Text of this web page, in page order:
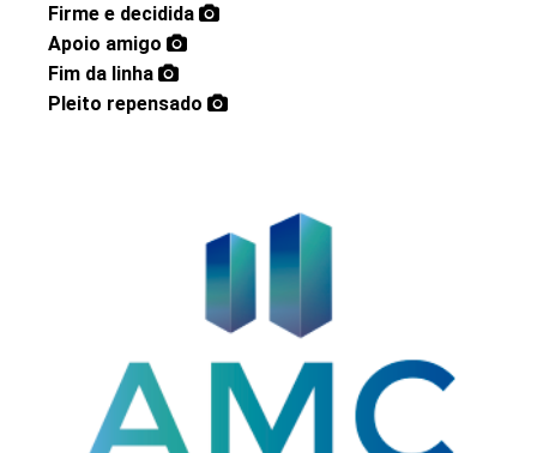
Firme e decidida
Apoio amigo
Fim da linha
Pleito repensado